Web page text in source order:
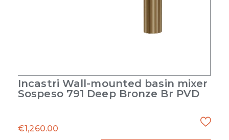
Incastri Wall-mounted basin mixer
Sospeso 791 Deep Bronze Br PVD
€1,260.00